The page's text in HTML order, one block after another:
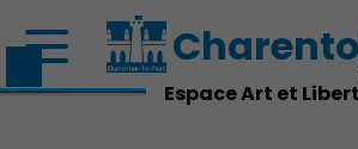
Espace Art et